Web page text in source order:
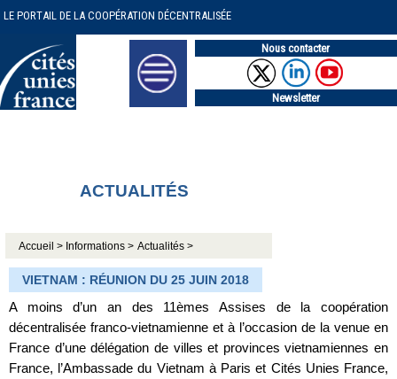
LE PORTAIL DE LA COOPÉRATION DÉCENTRALISÉE
Nous contacter
Newsletter
ACTUALITÉS
Accueil > Informations > Actualités >
VIETNAM : RÉUNION DU 25 JUIN 2018
A moins d’un an des 11èmes Assises de la coopération
décentralisée franco-vietnamienne et à l’occasion de la venue en
France d’une délégation de villes et provinces vietnamiennes en
France, l’Ambassade du Vietnam à Paris et Cités Unies France,